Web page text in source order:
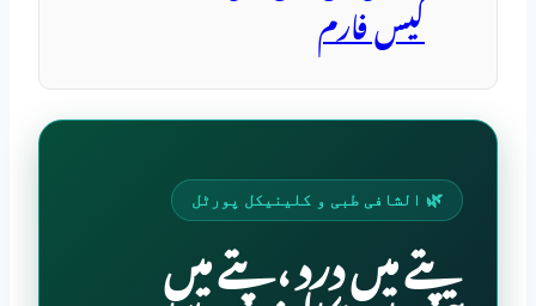
کیس فارم
🌿 الشافی طبی و کلینیکل پورٹل
پتے میں درد ،پتے میں